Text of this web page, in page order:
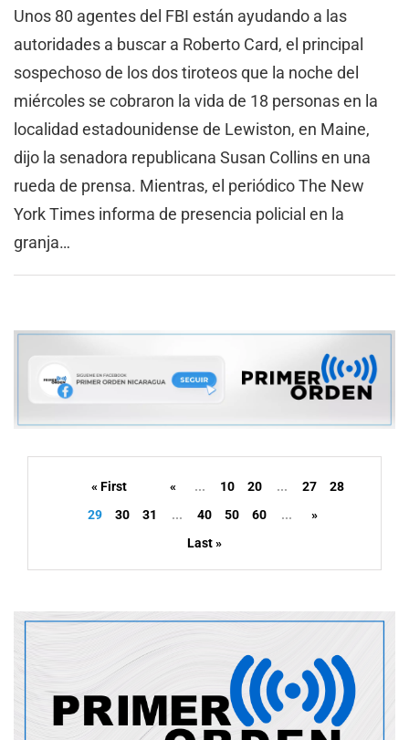
Unos 80 agentes del FBI están ayudando a las
autoridades a buscar a Roberto Card, el principal
sospechoso de los dos tiroteos que la noche del
miércoles se cobraron la vida de 18 personas en la
localidad estadounidense de Lewiston, en Maine,
dijo la senadora republicana Susan Collins en una
rueda de prensa. Mientras, el periódico The New
York Times informa de presencia policial en la
granja…
« First « ... 10 20 ... 27
28
29
30 31 ... 40 50 60 ...
»
Last »